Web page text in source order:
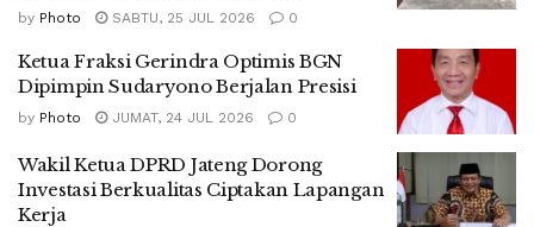
by Photo SABTU, 25 JUL 2026 0
Ketua Fraksi Gerindra Optimis BGN
Dipimpin Sudaryono Berjalan Presisi
by Photo JUMAT, 24 JUL 2026 0
Wakil Ketua DPRD Jateng Dorong
Investasi Berkualitas Ciptakan Lapangan
Kerja